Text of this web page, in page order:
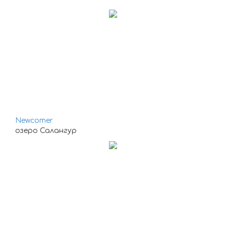
Newcomer
озеро Салангур